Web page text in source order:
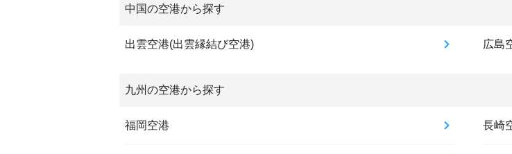
中国の空港から探す
出雲空港(出雲縁結び空港) 広島
九州の空港から探す
福岡空港 長崎